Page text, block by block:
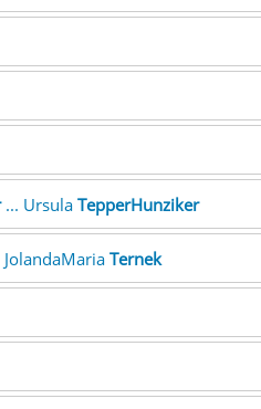
... Ursula TepperHunziker
Ternek